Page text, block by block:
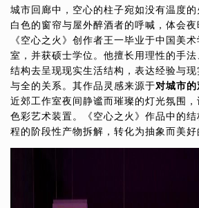
城市回廊中，空心的柱子宛如没有温度
白色的窗帘与屋外醉酒者的呼喊，体会夜
《空心之火》创作者王一毕业于中国美
室，并获硕士学位。他擅长用理性的手
结构去呈现现实生活结构，表达经验与
与全的关系。其作品灵感来源于对城市
近郊工作室夜间静谧而璀璨的灯光氛围
色彩艺术装置。《空心之火》作品中的
程的阶段性产物拆解，转化为抽象而美好